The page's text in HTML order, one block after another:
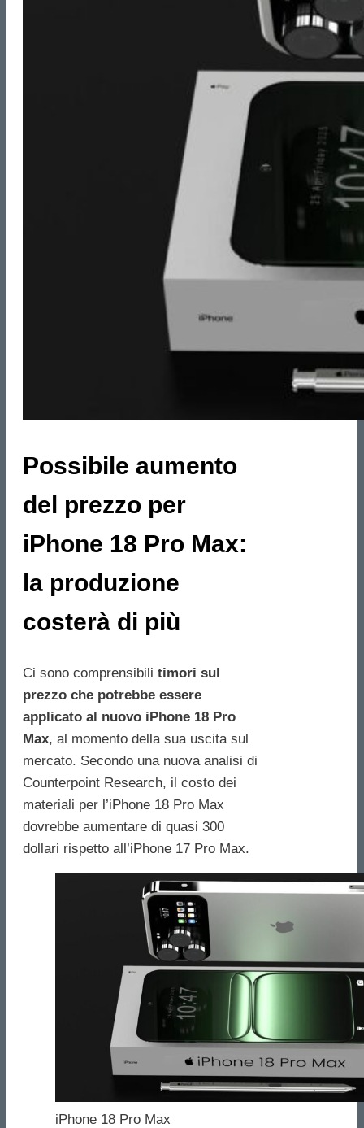
Possibile aumento
del prezzo per
iPhone 18 Pro Max:
la produzione
costerà di più
Ci sono comprensibili timori sul
prezzo che potrebbe essere
applicato al nuovo iPhone 18 Pro
Max, al momento della sua uscita sul
mercato. Secondo una nuova analisi di
Counterpoint Research, il costo dei
materiali per l’iPhone 18 Pro Max
dovrebbe aumentare di quasi 300
dollari rispetto all’iPhone 17 Pro Max.
iPhone 18 Pro Max